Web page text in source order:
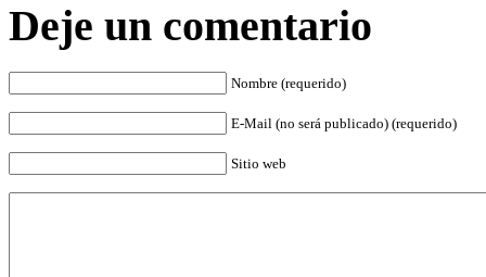
Deje un comentario
Nombre (requerido)
E-Mail (no será publicado) (requerido)
Sitio web